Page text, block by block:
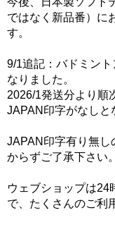
ではなく新品番）に
す。
9/1追記：バドミン
なりました。
2026/1発送分より順
JAPAN印字がなしと
JAPAN印字有り無し
からずご了承下さい。
ウェブショップは24
で、たくさんのご利